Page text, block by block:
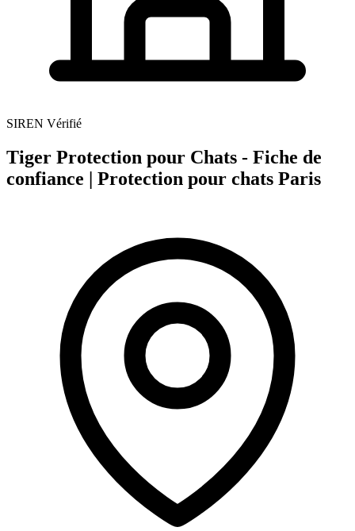
SIREN Vérifié
Tiger Protection pour Chats - Fiche de
confiance | Protection pour chats Paris